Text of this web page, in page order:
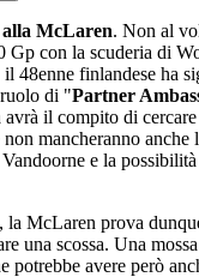
McLaren. Non al
Gp con la scuderia di
48enne finlandese ha
di "Partner
il compito di
mancheranno anche
e la
la McLaren prova
una scossa. Una
potrebbe avere però